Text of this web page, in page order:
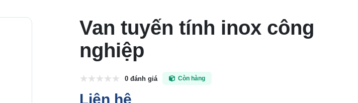
Van tuyến tính inox công
nghiệp
0 đánh giá Còn hàng
Liên hệ